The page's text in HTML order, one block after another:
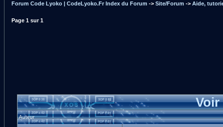
Forum Code Lyoko | CodeLyoko.Fr Index du Forum -> Site/Forum -> Aide,
Page 1 sur1
Voir
Auteur